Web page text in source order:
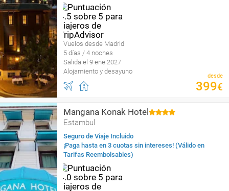
Vuelos desde Madrid
5 días / 4 noches
Salida el 9 ene 2027
Alojamiento y desayuno
desde
399€
Mangana Konak Hotel
Estambul
Seguro de Viaje Incluido
¡Paga hasta en 3 cuotas sin intereses! (Válido en
Tarifas Reembolsables)